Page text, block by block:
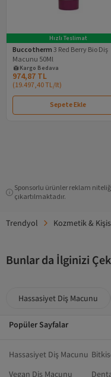
Hızlı Teslimat
Buccotherm3 Red Berry Bio Diş
Macunu 50Ml
Kargo Bedava
974,87 TL
(19.497,40 TL/lt)
Sepete Ekle
Sponsorlu ürünler reklam
çıkartılmaktadır.
Trendyol Kozmetik &
Bunlar da İlginizi
Hassasiyet Diş Macunu
Popüler Sayfalar
Hassasiyet Diş Macunu
Vegan Diş Macunu